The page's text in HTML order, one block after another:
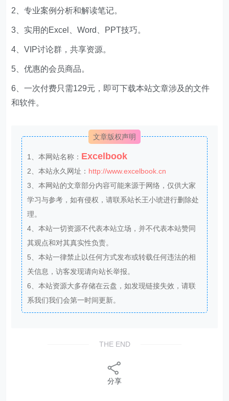
2、专业案例分析和解读笔记。
3、实用的Excel、Word、PPT技巧。
4、VIP讨论群，共享资源。
5、优惠的会员商品。
6、一次付费只需129元，即可下载本站文章涉及的文件
和软件。
文章版权声明
1、本网站名称： Excelbook
2、本站永久网址： http://www.excelbook.cn
3、本网站的文章部分内容可能来源于网络，仅供大家
学习与参考，如有侵权，请联系站长王小琥进行删除处
理。
4、本站一切资源不代表本站立场，并不代表本站赞同
其观点和对其真实性负责。
5、本站一律禁止以任何方式发布或转载任何违法的相
关信息，访客发现请向站长举报。
6、本站资源大多存储在云盘，如发现链接失效，请联
系我们我们会第一时间更新。
THE END
分享